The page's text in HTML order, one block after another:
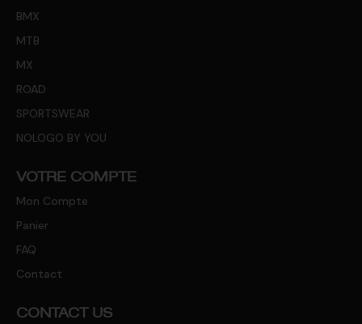
BMX
MTB
MX
ROAD
SPORTSWEAR
NOLOGO BY YOU
VOTRE COMPTE
Mon Compte
Panier
FAQ
Contact
CONTACT US